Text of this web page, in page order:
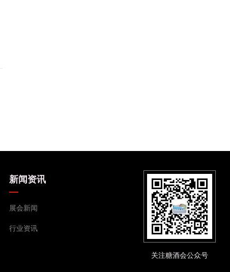
关注糖酒会公众号
新闻资讯
展会新闻
行业资讯